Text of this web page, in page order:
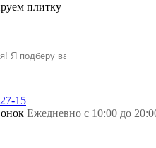
плитку
15
Ежедневно с 10:00 до